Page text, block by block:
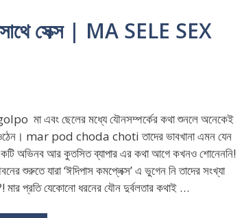
সেক্স | MA SELE SEX
মা এবং ছেলের মধ্যে যৌনসম্পর্কের কথা শুনলে অনেকেই
mar pod choda choti তাদের ভাবখানা এমন যেন
অভিনব আর কুতসিত ব্যাপার এর কথা আগে কখনও শোনেননি!
শুরুতে যারা ‘ঈদিপাস কমপ্লেক্স’ এ ভুগেন নি তাদের সংখ্যা
প্রতি যেকোনো ধরনের যৌন দুর্বলতার কথাই …